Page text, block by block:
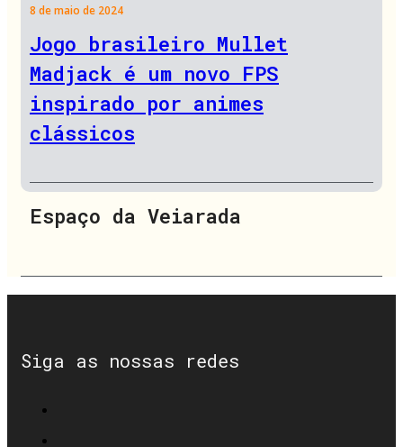
8 de maio de 2024
Jogo brasileiro Mullet
Madjack é um novo FPS
inspirado por animes
clássicos
Espaço da Veiarada
Siga as nossas redes